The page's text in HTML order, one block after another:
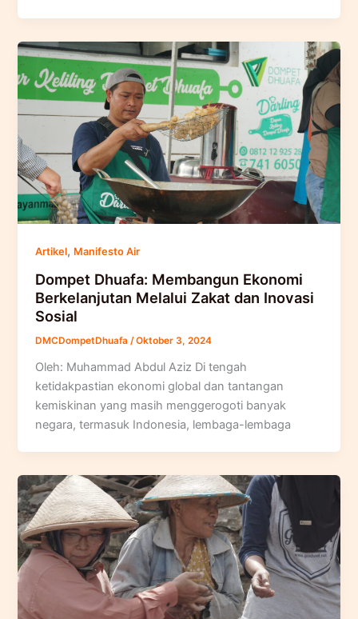
Artikel, Manifesto Air
Dompet Dhuafa: Membangun Ekonomi
Berkelanjutan Melalui Zakat dan Inovasi
Sosial
DMCDompetDhuafa/Oktober 3, 2024
Oleh: Muhammad Abdul Aziz Di tengah
ketidakpastian ekonomi global dan tantangan
kemiskinan yang masih menggerogoti banyak
negara, termasuk Indonesia, lembaga-lembaga